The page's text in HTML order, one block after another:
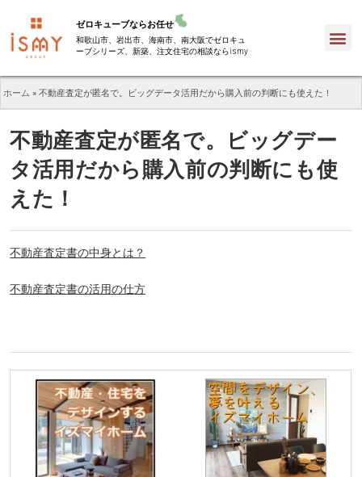
ゼロキューブならお任せ
和歌山市、岩出市、海南市、南大阪でゼロキュ
ーブシリーズ、新築、注文住宅の相談ならismy
ホーム » 不動産査定が匿名で。ビッグデータ活用だから購入前の判断にも使えた！
不動産査定が匿名で。ビッグデー
タ活用だから購入前の判断にも使
えた！
不動産査定書の中身とは？
不動産査定書の活用の仕方